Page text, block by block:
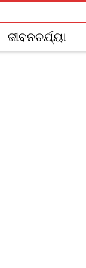
ଜୀବନଚର୍ଯ୍ୟା